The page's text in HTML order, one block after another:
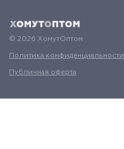
© 2026 ХомутОптом
Политика конфиденциальности
Публичная оферта